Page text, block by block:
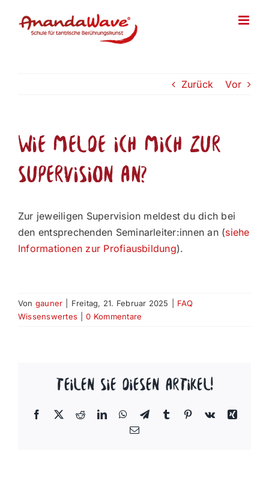
Inhalt
Zurück Vor
Wie melde ich mich zur
Supervision an?
Zur jeweiligen Supervision meldest du dich bei
den entsprechenden Seminarleiter:innen an (siehe
Informationen zur Profiausbildung).
Von gauner Freitag, 21. Februar 2025
FAQ
Wissenswertes
0 Kommentare
Teilen Sie diesen Artikel!
Facebook
X RedditLinkedInWhatsApp
TelegramTumblr Pinterest
Vk
Xing
E-